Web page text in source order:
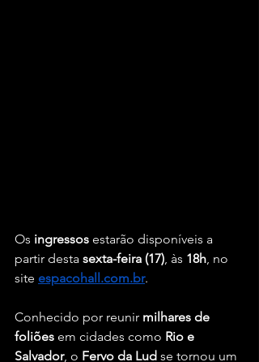
Os ingressos estarão disponíveis a
partir desta sexta-feira (17), às 18h, no
site espacohall.com.br.
Conhecido por reunir milhares de
foliões em cidades como Rio e
Salvador, o Fervo da Lud se tornou um